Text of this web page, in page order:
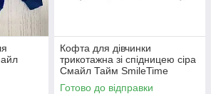
Кофта для дівчинки
трикотажна зі спідницею сіра
Смайл Тайм SmileTime
LoveBird
Готово до відправки